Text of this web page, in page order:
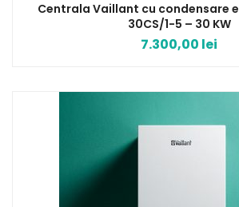
Centrala Vaillant cu condensare
30CS/1-5 – 30 KW
7.300,00 lei